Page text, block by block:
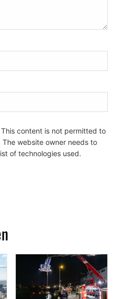
This content is not permitted to
website owner needs to
of technologies used.